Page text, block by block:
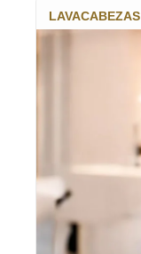
LAVACABEZAS